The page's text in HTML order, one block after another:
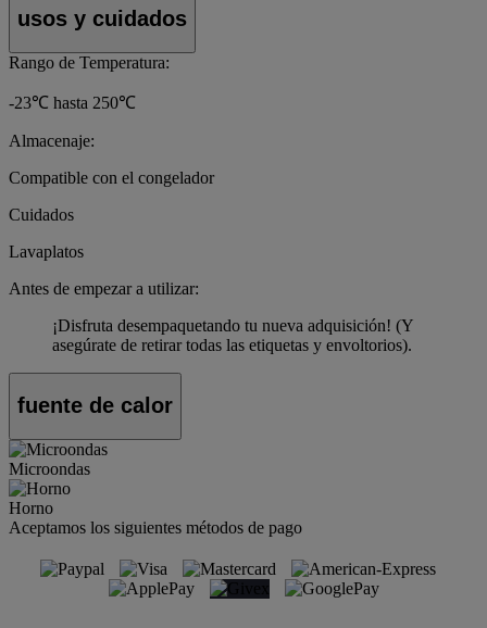
usos y cuidados
Rango de Temperatura:
-23℃ hasta 250℃
Almacenaje:
Compatible con el congelador
Cuidados
Lavaplatos
Antes de empezar a utilizar:
¡Disfruta desempaquetando tu nueva adquisición! (Y
asegúrate de retirar todas las etiquetas y envoltorios).
fuente de calor
Microondas
Horno
Aceptamos los siguientes métodos de pago